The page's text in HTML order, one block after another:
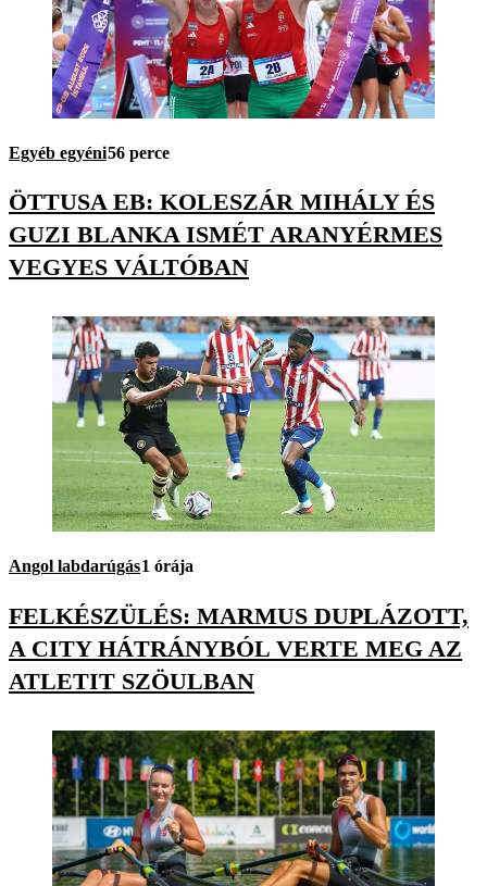
Egyéb egyéni56 perce
ÖTTUSA EB: KOLESZÁR MIHÁLY ÉS
GUZI BLANKA ISMÉT ARANYÉRMES
VEGYES VÁLTÓBAN
Angol labdarúgás1 órája
FELKÉSZÜLÉS: MARMUS DUPLÁZOTT,
A CITY HÁTRÁNYBÓL VERTE MEG AZ
ATLETIT SZÖULBAN